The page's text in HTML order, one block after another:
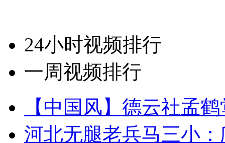
24小时视频排行
一周视频排行
【中国风】德云社孟
河北无腿老兵马三小